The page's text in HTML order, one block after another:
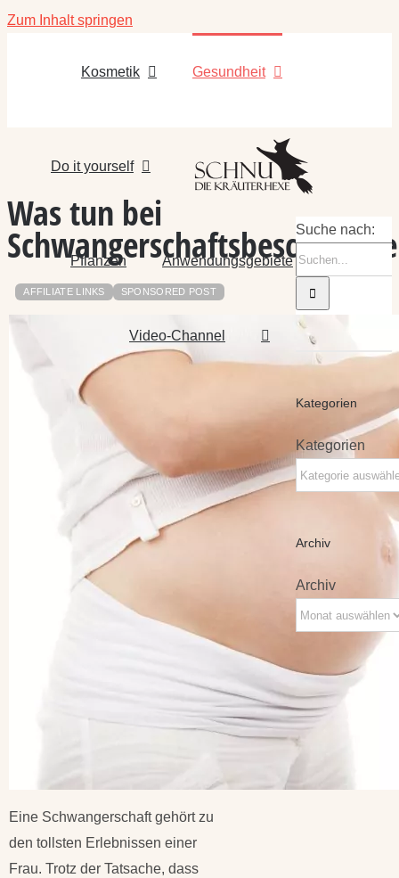
Zum Inhalt springen
Kosmetik Gesundheit
Do it yourself
Pflanzen Anwendungsgebiete
Video-Channel
Was tun bei
AFFILIATE LINKS SPONSORED POST
Eine Schwangerschaft gehört zu
den tollsten Erlebnissen einer
Frau. Trotz der Tatsache, dass
Suche nach:
Kategorien
Kategorien
Archiv
Archiv